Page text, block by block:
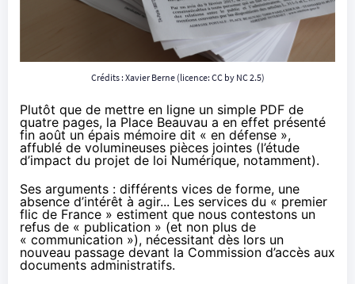
Crédits : Xavier Berne (licence: CC by NC 2.5)
Plutôt que de mettre en ligne un simple PDF de
quatre pages, la Place Beauvau a en effet présenté
fin août un épais mémoire dit « en défense »,
affublé de volumineuses pièces jointes (l’étude
d’impact du projet de loi Numérique, notamment).
Ses arguments : différents vices de forme, une
absence d’intérêt à agir... Les services du « premier
flic de France » estiment que nous contestons un
refus de « publication » (et non plus de
« communication »), nécessitant dès lors un
nouveau passage devant la Commission d’accès aux
documents administratifs.